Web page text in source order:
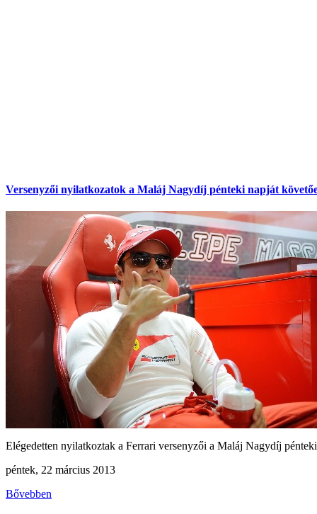
Versenyzői nyilatkozatok a Maláj Nagydíj pénteki napját
Elégedetten nyilatkoztak a Ferrari versenyzői a Maláj Nagydíj
péntek, 22 március 2013
Bővebben